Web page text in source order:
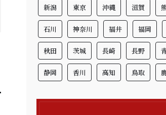
新潟 東京 沖縄 滋賀
石川 神奈川 福井 福岡
秋田 茨城 長崎 長野
静岡 香川 高知 鳥取